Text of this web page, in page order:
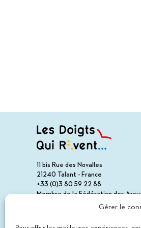
Gérer le
11 bis Rue des Novalles
21240 Talant - France
+33 (0)3 80 59 22 88
Membre de la Fédération des
Membre du collectif Les Éditeurs